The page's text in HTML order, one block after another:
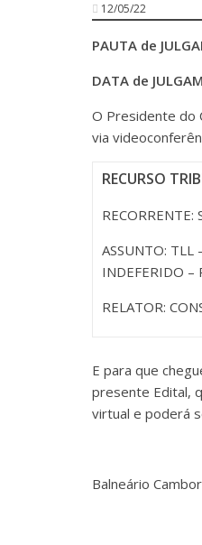
12/05/22
PAUTA de
DATA de
O Presidente do
via
RECURSO
RECORRENTE:
ASSUNTO: TLL
INDEFERIDO –
RELATOR:
E para que
presente Edital,
virtual e poderá
Balneário